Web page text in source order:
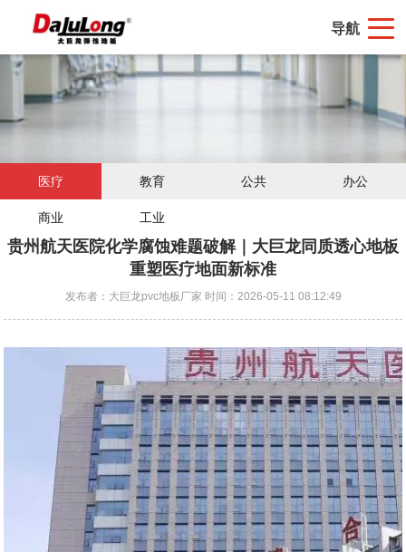
导航
医疗 教育 公共 办公
商业 工业
贵州航天医院化学腐蚀难题破解｜大巨龙同质透心地板
重塑医疗地面新标准
发布者：大巨龙pvc地板厂家 时间：2026-05-11 08:12:49